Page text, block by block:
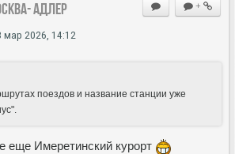
+
Адлер
мар 2026, 14:12
поездов и название станции уже
еще Имеретинский курорт